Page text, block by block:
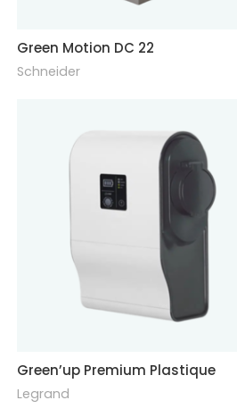
Green Motion DC 22
Schneider
Green’up Premium Plastique
Legrand